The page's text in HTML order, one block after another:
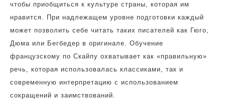
чтобы приобщиться к культуре страны, которая им
нравится. При надлежащем уровне подготовки каждый
может позволить себе читать таких писателей как Гюго,
Дюма или Бегбедер в оригинале. Обучение
французскому по Скайпу охватывает как «правильную»
речь, которая использовалась классиками, так и
современную интерпретацию с использованием
сокращений и заимствований.